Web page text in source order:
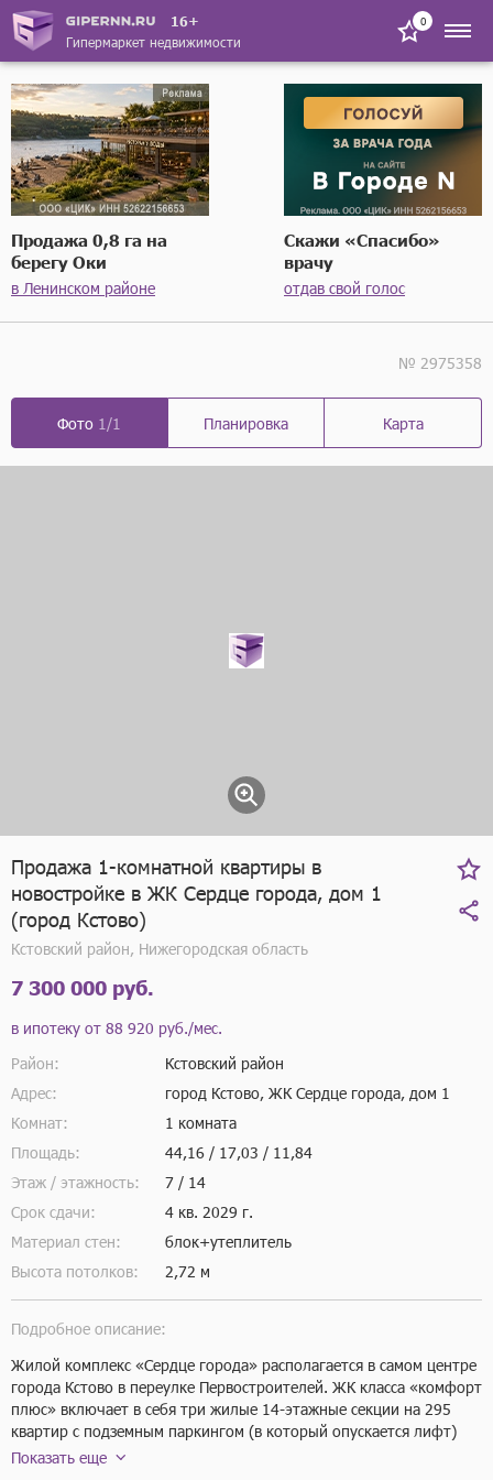
16+
Гипермаркет недвижимости
0
Продажа 0,8 га на
берегу Оки
в Ленинском районе
Скажи «Спасибо»
врачу
отдав свой голос
№ 2975358
Фото 1/1 Планировка Карта
Продажа 1-комнатной квартиры в
новостройке в ЖК Сердце города, дом 1
(город Кстово)
Кстовский район, Нижегородская область
7 300 000 руб.
в ипотеку от 88 920 руб./мес.
Район:
Кстовский район
Адрес:
город Кстово, ЖК Сердце города, дом 1
Комнат:
1 комната
Площадь:
44,16 / 17,03 / 11,84
Этаж / этажность:
7 / 14
Срок сдачи:
4 кв. 2029 г.
Материал стен:
блок+утеплитель
Высота потолков:
2,72 м
Подробное описание:
Жилой комплекс «Сердце города» располагается в самом центре
города Кстово в переулке Первостроителей. ЖК класса «комфорт
плюс» включает в себя три жилые 14-этажные секции на 295
квартир с подземным паркингом (в который опускается лифт)
на 179 машино-мест. Плюс в подземном этаже расположены 38
Показать еще